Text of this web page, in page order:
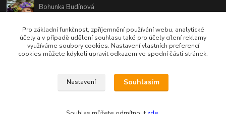
Bohunka Budínová
(Po-Pá - 9:00-17:00hod, So 8:00-12:00hod)
obchod@evterinka.cz
Pro základní funkčnost, zpříjemnění používání webu, analytické
účely a v případě udělení souhlasu také pro účely cílení reklamy
využíváme soubory cookies. Nastavení vlastních preferencí
cookies můžete kdykoli upravit odkazem ve spodní části stránek.
Nastavení Souhlasím